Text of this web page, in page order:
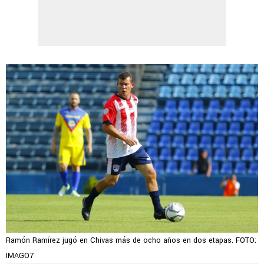
Ramón Ramírez jugó en Chivas más de ocho años en dos etapas. FOTO:
IMAGO7